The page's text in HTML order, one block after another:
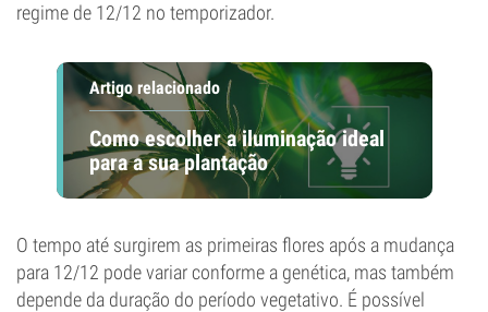
regime de 12/12 no temporizador.
Artigo relacionado
Como escolher a iluminação ideal
para a sua plantação
O tempo até surgirem as primeiras flores após a mudança
para 12/12 pode variar conforme a genética, mas também
depende da duração do período vegetativo. É possível